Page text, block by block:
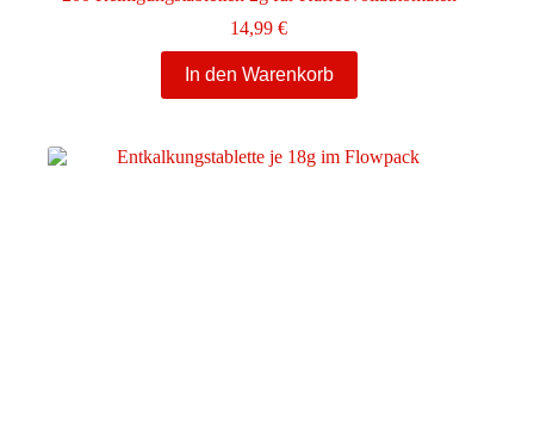
14,99€
In den Warenkorb